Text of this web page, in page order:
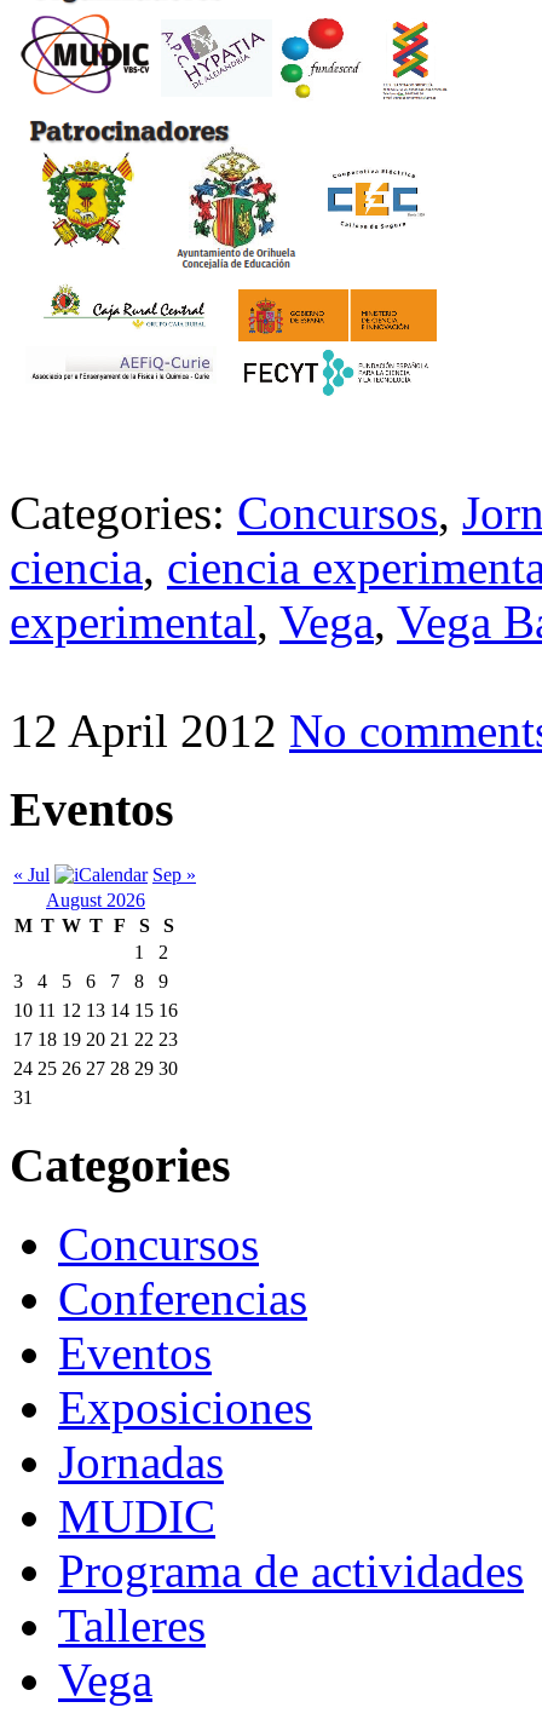
Categories: Concursos,
ciencia, ciencia
experimental, Vega, Vega
12 April 2012 No
Eventos
« Jul
Sep »
August 2026
M T W T F S
S
1
2
3
4 5 6 7 8
9
10 11 12 13 14 15 16
17 18 19 20 21 22 23
24 25 26 27 28 29 30
31
Categories
Concursos
Conferencias
Eventos
Exposiciones
Jornadas
MUDIC
Programa de actividades
Talleres
Vega